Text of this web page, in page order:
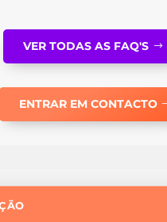
VER TODAS AS FAQ'S
ENTRAR EM CONTACTO